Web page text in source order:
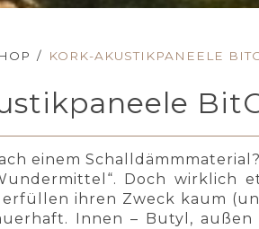
/ KORK-AKUSTIKPANEELE
einem
Doch wirklich
erfüllen ihren Zweck kaum
Innen – Butyl,